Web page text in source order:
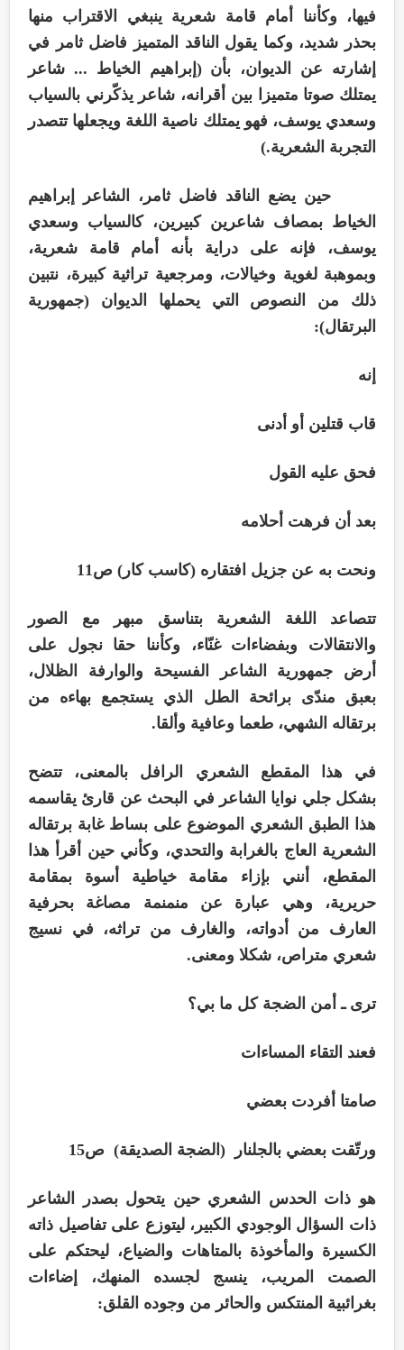
فيها، وكأننا أمام قامة شعرية ينبغي الاقتراب منها
بحذر شديد، وكما يقول الناقد المتميز فاضل ثامر في
إشارته عن الديوان، بأن (إبراهيم الخياط ... شاعر
يمتلك صوتا متميزا بين أقرانه، شاعر يذكّرني بالسياب
وسعدي يوسف، فهو يمتلك ناصية اللغة ويجعلها تتصدر
التجربة الشعرية.)
حين يضع الناقد فاضل ثامر، الشاعر إبراهيم
الخياط بمصاف شاعرين كبيرين، كالسياب وسعدي
يوسف، فإنه على دراية بأنه أمام قامة شعرية،
وبموهبة لغوية وخيالات، ومرجعية تراثية كبيرة، نتبين
ذلك من النصوص التي يحملها الديوان (جمهورية
البرتقال):
إنه
قاب قتلين أو أدنى
فحق عليه القول
بعد أن فرهت أحلامه
ونحت به عن جزيل افتقاره (كاسب كار) ص11
تتصاعد اللغة الشعرية بتناسق مبهر مع الصور
والانتقالات وبفضاءات غنّاء، وكأننا حقا نجول على
أرض جمهورية الشاعر الفسيحة والوارفة الظلال،
بعبق مندّى برائحة الطل الذي يستجمع بهاءه من
برتقاله الشهي، طعما وعافية وألقا.
في هذا المقطع الشعري الرافل بالمعنى، تتضح
بشكل جلي نوايا الشاعر في البحث عن قارئ يقاسمه
هذا الطبق الشعري الموضوع على بساط غابة برتقاله
الشعرية العاج بالغرابة والتحدي، وكأني حين أقرأ هذا
المقطع، أنني بإزاء مقامة خياطية أسوة بمقامة
حريرية، وهي عبارة عن منمنمة مصاغة بحرفية
العارف من أدواته، والغارف من تراثه، في نسيج
شعري متراص، شكلا ومعنى.
ترى ـ أمن الضجة كل ما بي؟
فعند التقاء المساءات
صامتا أفردت بعضي
ورتّقت بعضي بالجلنار (الضجة الصديقة) ص15
هو ذات الحدس الشعري حين يتحول بصدر الشاعر
ذات السؤال الوجودي الكبير، ليتوزع على تفاصيل ذاته
الكسيرة والمأخوذة بالمتاهات والضياع، ليحتكم على
الصمت المريب، ينسج لجسده المنهك، إضاءات
بغرائبية المنتكس والحائر من وجوده القلق: